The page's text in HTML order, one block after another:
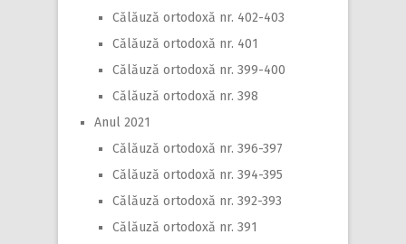
Călăuză ortodoxă nr. 402-403
Călăuză ortodoxă nr. 401
Călăuză ortodoxă nr. 399-400
Călăuză ortodoxă nr. 398
Anul 2021
Călăuză ortodoxă nr. 396-397
Călăuză ortodoxă nr. 394-395
Călăuză ortodoxă nr. 392-393
Călăuză ortodoxă nr. 391